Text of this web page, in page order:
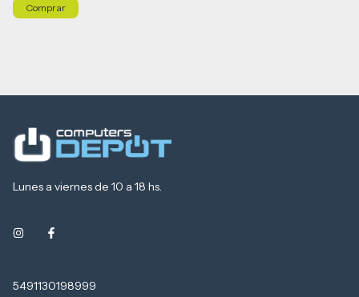
Comprar
Lunes a viernes de 10 a 18 hs.
5491130198999